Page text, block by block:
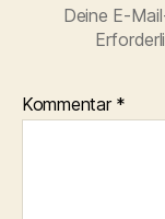
Deine E-
Kommentar *